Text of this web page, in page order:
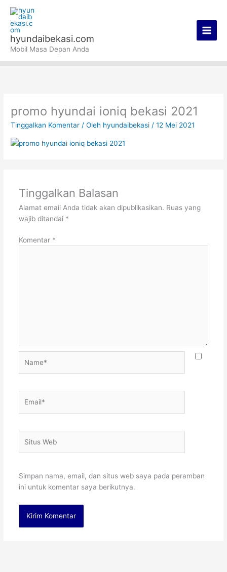
konten
hyundaibekasi.com
Mobil Masa Depan Anda
promo hyundai ioniq bekasi 2021
Tinggalkan Komentar / Oleh hyundaibekasi/12 Mei 2021
Tinggalkan Balasan
Alamat email Anda tidak akan dipublikasikan. Ruas yang
wajib ditandai *
Komentar *
Web
Simpan nama, email, dan situs web saya pada peramban
ini untuk komentar saya berikutnya.